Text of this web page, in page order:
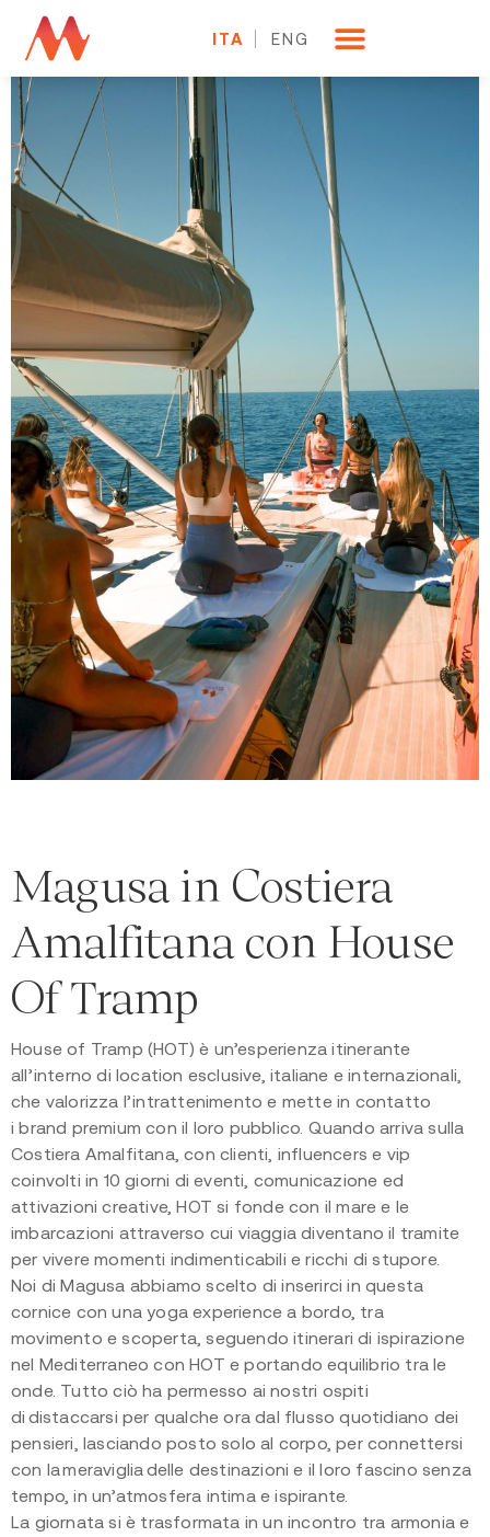
ITA ENG
Magusa in Costiera
Amalfitana con House
Of Tramp
House of Tramp (HOT) è un’esperienza itinerante
all’interno di location esclusive, italiane e internazionali,
che valorizza l’intrattenimento e mette in contatto
i brand premium con il loro pubblico. Quando arriva sulla
Costiera Amalfitana, con clienti, influencers e vip
coinvolti in 10 giorni di eventi, comunicazione ed
attivazioni creative, HOT si fonde con il mare e le
imbarcazioni attraverso cui viaggia diventano il tramite
per vivere momenti indimenticabili e ricchi di stupore.
Noi di Magusa abbiamo scelto di inserirci in questa
cornice con una yoga experience a bordo, tra
movimento e scoperta, seguendo itinerari di ispirazione
nel Mediterraneo con HOT e portando equilibrio tra le
onde. Tutto ciò ha permesso ai nostri ospiti
di distaccarsi per qualche ora dal flusso quotidiano dei
pensieri, lasciando posto solo al corpo, per connettersi
con la meraviglia delle destinazioni e il loro fascino senza
tempo, in un’atmosfera intima e ispirante.
La giornata si è trasformata in un incontro tra armonia e